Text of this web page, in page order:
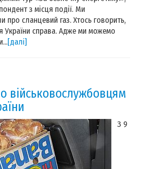
з місця події. Ми
про сланцевий газ. Хтось говорить,
України справа. Адже ми можемо
[далі]
військовослужбовцям
З 9